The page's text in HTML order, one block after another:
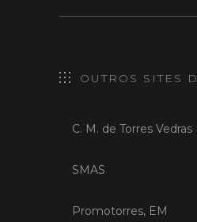
OUTROS SITES
C. M. de Torres Vedras
SMAS
Promotorres, EM